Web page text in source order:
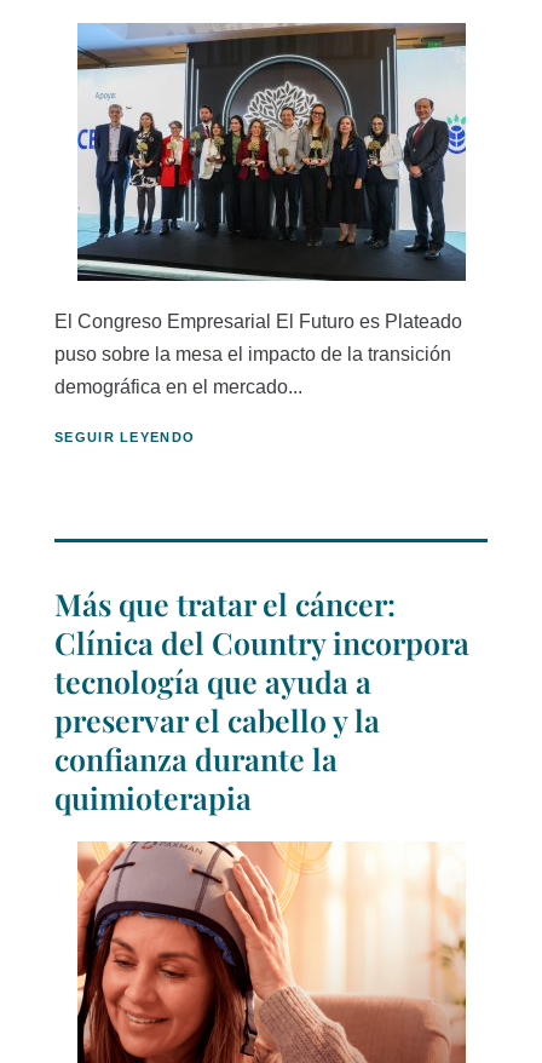
El Congreso Empresarial El Futuro es Plateado
puso sobre la mesa el impacto de la transición
demográfica en el mercado...
SEGUIR LEYENDO
Más que tratar el cáncer:
Clínica del Country incorpora
tecnología que ayuda a
preservar el cabello y la
confianza durante la
quimioterapia